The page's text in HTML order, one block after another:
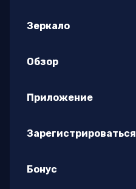
Зеркало
Обзор
Приложение
Зарегистрироваться
Бонус